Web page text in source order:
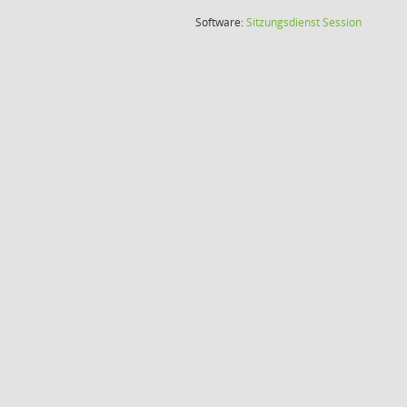
Software:SitzungsdienstSession(Wird in